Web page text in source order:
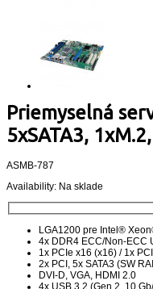
Priemyselná
5xSATA3,
ASMB-787
Availability: Na sklade
LGA1200 pre Intel®
4x DDR4 ECC/Non-ECC
1x PCIe x16 (x16) / 1x
2x PCI, 5x SATA3 (SW
DVI-D, VGA, HDMI 2.0
4x USB 3.2 (Gen 2, 10